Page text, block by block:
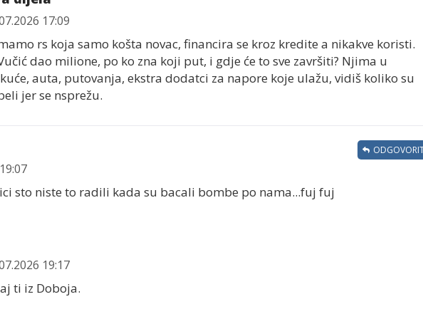
17:09
rs koja samo košta novac, financira se kroz kredite a nikakve koristi.
dao milione, po ko zna koji put, i gdje će to sve završiti? Njima u
auta, putovanja, ekstra dodatci za napore koje ulažu, vidiš koliko su
jer se nsprežu.
sto niste to radili kada su bacali bombe po nama...fuj fuj
19:17
ti iz Doboja.